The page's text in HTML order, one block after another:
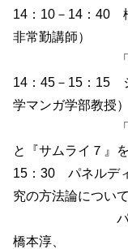
14：10－14：40
非常勤講師）
「『七人の
14：45－15：15
学マンガ学部教授）
「アニメと
と『サムライ７』を
15：30 パネルデ
究の方法論について
パネリスト
橋本淳、